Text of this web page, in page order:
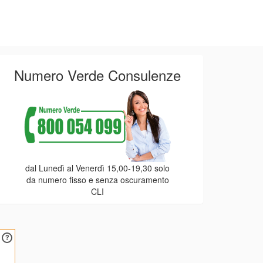
Numero Verde Consulenze
dal Lunedì al Venerdì 15,00-19,30 solo
da numero fisso e senza oscuramento
CLI